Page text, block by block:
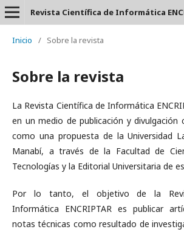
Inicio / Sobre la revista
Sobre la revista
La Revista Científica de Informática
en un medio de publicación y divulgación
como una propuesta de la Universidad
Manabí, a través de la Facultad de
Tecnologías y la Editorial Universitaria de
Por lo tanto, el objetivo de la
Informática ENCRIPTAR es publicar
notas técnicas como resultado de